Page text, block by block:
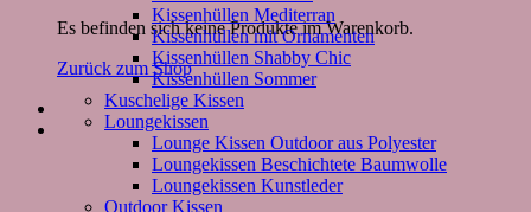
Es befinden sich keine Produkte im Warenkorb.
Zurück zum Shop
Kissenhüllen Mediterran
Kissenhüllen mit Ornamenten
Kissenhüllen Shabby Chic
Kissenhüllen Sommer
Kuschelige Kissen
Loungekissen
Lounge Kissen Outdoor aus Polyester
Loungekissen Beschichtete Baumwolle
Loungekissen Kunstleder
Outdoor Kissen